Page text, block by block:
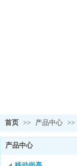
首页 >> 产品中心 >>
产品中心